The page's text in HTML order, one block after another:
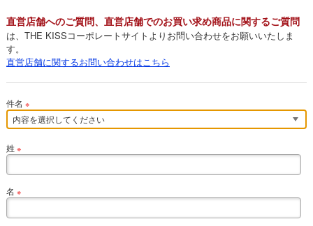
直営店舗へのご質問、直営店舗でのお買い求め商品に関するご質問
は、THE KISSコーポレートサイトよりお問い合わせをお願いいたしま
す。
直営店舗に関するお問い合わせはこちら
件名 ※
姓 ※
名 ※